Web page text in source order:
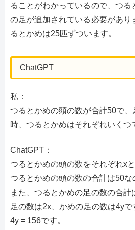
ることがわかっているので、つる
の足が追加されている必要があり
るとかめは25匹ずついます。
ChatGPT
私：
つるとかめの頭の数が合計50で
時、つるとかめはそれぞれいくつ
ChatGPT：
つるとかめの頭の数をそれぞれx
つるとかめの頭の数の合計は50な
また、つるとかめの足の数の合
足の数は2x、かめの足の数は4y
4y = 156です。